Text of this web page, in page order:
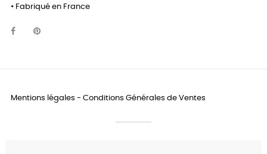
• Fabriqué en France
Mentions légales - Conditions Générales de Ventes